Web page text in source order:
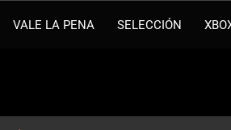
VALE LA PENA SELECCIÓN